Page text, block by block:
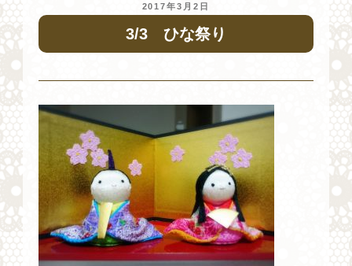
投
日:
2017年3月2日
3/3 ひな祭り